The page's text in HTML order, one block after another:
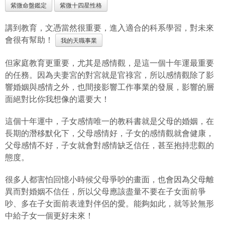
紫微命盤鑑定 紫微十四星性格
講到教育，文憑當然很重要，進入適合的科系學習，對未來
會很有幫助！
我的天職事業
但家庭教育更重要，尤其是感情觀，是這一個十年運最重要
的任務。因為夫妻宮的對宮就是官祿宮，所以感情觀除了影
響婚姻與感情之外，也間接影響工作事業的發展，影響的層
面絕對比你我想像的還要大！
這個十年運中，子女感情唯一的教科書就是父母的婚姻，在
長期的潛移默化下，父母感情好，子女的感情觀就會健康，
父母感情不好，子女就會對感情缺乏信任，甚至抱持悲觀的
態度。
很多人都害怕回憶小時候父母爭吵的畫面，也會因為父母離
異而對婚姻不信任，所以父母應該盡量不要在子女面前爭
吵、多在子女面前表達對伴侶的愛。能夠如此，就等於無形
中給子女一個更好未來！